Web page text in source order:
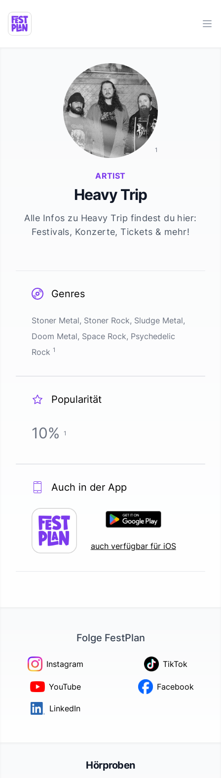
ARTIST
Heavy Trip
Alle Infos zu Heavy Trip findest du hier:
Festivals, Konzerte, Tickets & mehr!
1
Genres
Stoner Metal, Stoner Rock, Sludge Metal,
Doom Metal, Space Rock, Psychedelic
Rock 1
Popularität
10% 1
Auch in der App
auch verfügbar für iOS
Folge FestPlan
Instagram TikTok
YouTube Facebook
LinkedIn
Hörproben